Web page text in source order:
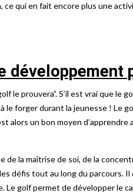
qui en fait encore plus une
le prouvera”. S’il est vrai que le
le forger durant la jeunesse ! Le
alors un bon moyen
de la maîtrise de soi, de la
défis tout au long du parcours.
Le golf permet de développer le